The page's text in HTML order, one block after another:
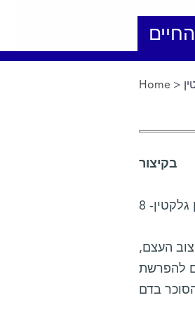
You are
Home >
בקיצור
העצם,
להפרשת